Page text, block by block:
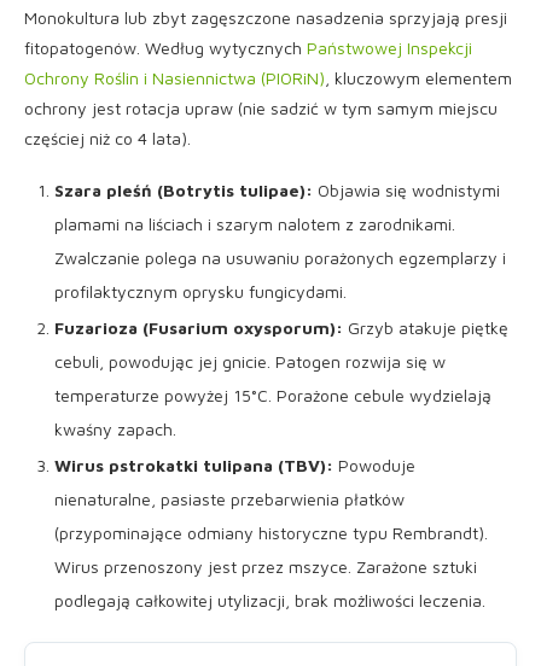
Monokultura lub zbyt zagęszczone nasadzenia sprzyjają presji
fitopatogenów. Według wytycznych Państwowej Inspekcji
Ochrony Roślin i Nasiennictwa (PIORiN) , kluczowym elementem
ochrony jest rotacja upraw (nie sadzić w tym samym miejscu
częściej niż co 4 lata).
Szara pleśń (Botrytis tulipae): Objawia się wodnistymi
plamami na liściach i szarym nalotem z zarodnikami.
Zwalczanie polega na usuwaniu porażonych egzemplarzy i
profilaktycznym oprysku fungicydami.
Fuzarioza (Fusarium oxysporum): Grzyb atakuje piętkę
cebuli, powodując jej gnicie. Patogen rozwija się w
temperaturze powyżej 15°C. Porażone cebule wydzielają
kwaśny zapach.
Wirus pstrokatki tulipana (TBV): Powoduje
nienaturalne, pasiaste przebarwienia płatków
(przypominające odmiany historyczne typu Rembrandt).
Wirus przenoszony jest przez mszyce. Zarażone sztuki
podlegają całkowitej utylizacji, brak możliwości leczenia.